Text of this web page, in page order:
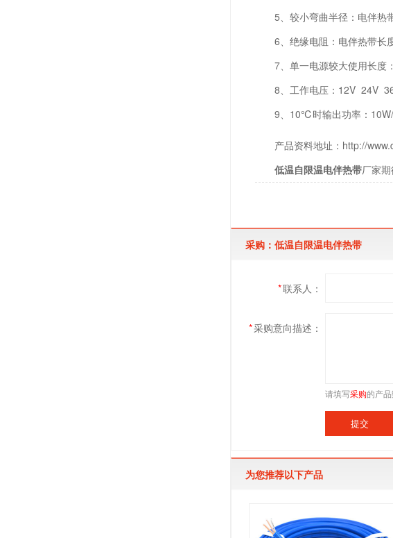
5、较小弯曲半径：电伴热
6、绝缘电阻：电伴热带
7、单一电源较大使用长度
8、工作电压：12V 24V
9、10℃时输出功率：
产品资料地址：http://
低温自限温电伴热带厂家期
采购：低温自限温电伴热带
*联系人：
*采购意向描述：
请填写采购的产
为您推荐以下产品